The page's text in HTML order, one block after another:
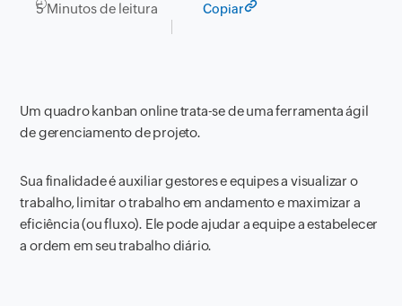
5 Minutos de leitura Copiar
Um quadro kanban online trata-se de uma ferramenta ágil
de gerenciamento de projeto.
Sua finalidade é auxiliar gestores e equipes a visualizar o
trabalho, limitar o trabalho em andamento e maximizar a
eficiência (ou fluxo). Ele pode ajudar a equipe a estabelecer
a ordem em seu trabalho diário.